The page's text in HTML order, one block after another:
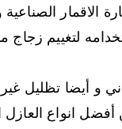
الاقمار
لتغييم زجاج
و أيضا تظليل
انواع العازل